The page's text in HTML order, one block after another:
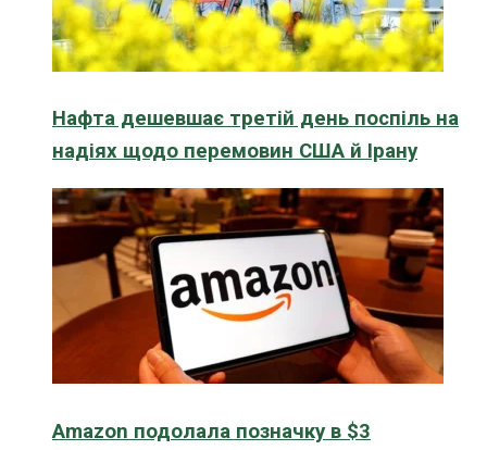
Нафта дешевшає третій день поспіль на
надіях щодо перемовин США й Ірану
Amazon подолала позначку в $3